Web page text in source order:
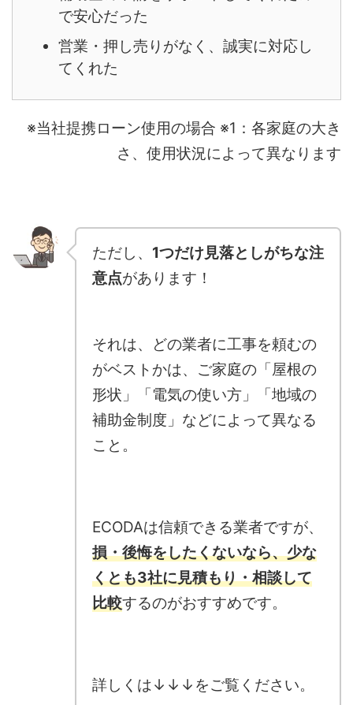
で安心だった
営業・押し売りがなく、誠実に対応し
てくれた
※当社提携ローン使用の場合 ※1：各家庭の大き
さ、使用状況によって異なります
ただし、 1つだけ見落としがちな注
意点があります！
それは、どの業者に工事を頼むの
がベストかは、ご家庭の「屋根の
形状」「電気の使い方」「地域の
補助金制度」などによって異なる
こと。
ECODAは信頼できる業者ですが、
損・後悔をしたくないなら、少な
くとも3社に見積もり・相談して
比較するのがおすすめです。
詳しくは↓↓↓をご覧ください。